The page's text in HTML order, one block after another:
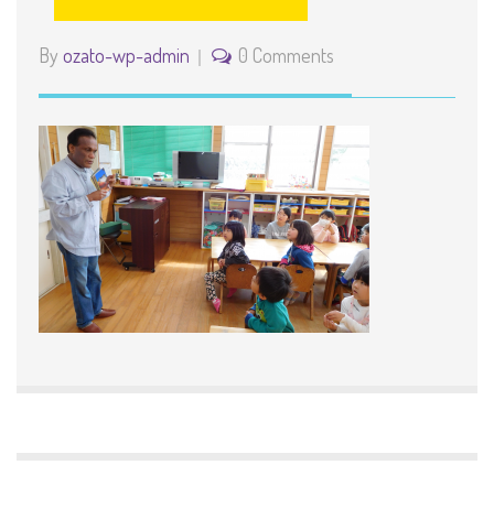
By ozato-wp-admin 0 Comments